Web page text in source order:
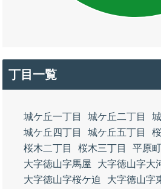
丁目一覧
城ケ丘一丁目 城ケ丘二丁目
城ケ丘四丁目
城ケ丘五丁目
桜木二丁目
桜木三丁目
平原町
大字徳山字馬屋
大字徳山字大
大字徳山字桜ケ迫
大字徳山字